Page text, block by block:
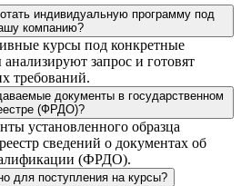
индивидуальную программу под
компанию?
курсы под конкретные
запрос и готовят
требований.
документы в государственном
(ФРДО)?
установленного образца
сведений о документах об
(ФРДО).
для поступления на курсы?